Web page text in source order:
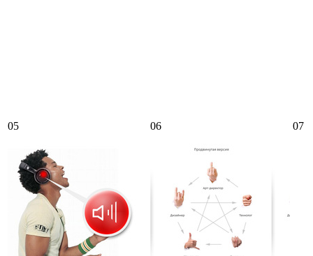
05 06 07